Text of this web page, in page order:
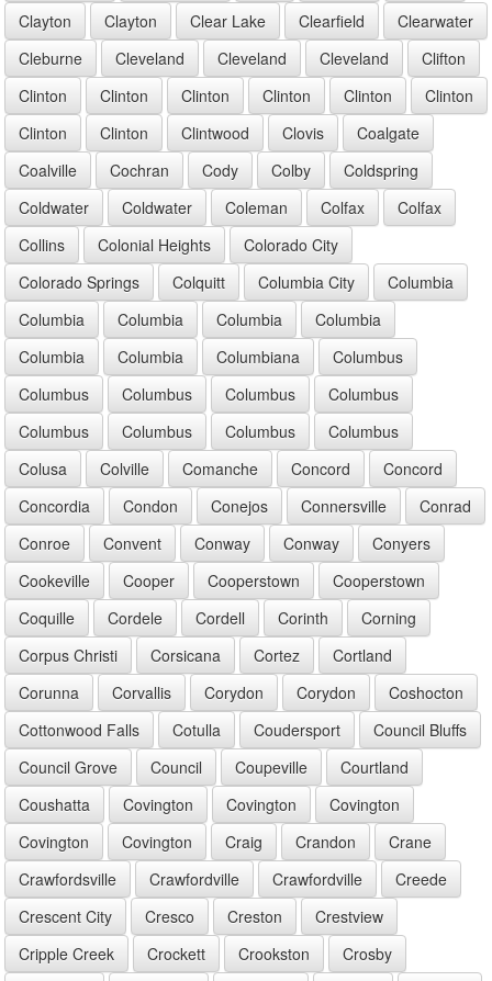
Clayton
Clayton Clear Lake Clearfield
Clearwater
Cleburne
Cleveland Cleveland Cleveland
Clifton
Clinton
Clinton Clinton Clinton Clinton
Clinton
Clinton
Clinton Clintwood Clovis
Coalgate
Coalville
Cochran Cody Colby
Coldspring
Coldwater
Coldwater Coleman Colfax
Colfax
Collins
Colonial Heights
Colorado City
Colorado Springs
Colquitt Columbia City
Columbia
Columbia
Columbia Columbia
Columbia
Columbia
Columbia Columbiana
Columbus
Columbus
Columbus Columbus
Columbus
Columbus
Columbus Columbus
Columbus
Colusa
Colville Comanche Concord
Concord
Concordia
Condon Conejos Connersville
Conrad
Conroe
Convent Conway Conway
Conyers
Cookeville
Cooper Cooperstown
Cooperstown
Coquille
Cordele Cordell Corinth
Corning
Corpus Christi
Corsicana Cortez
Cortland
Corunna
Corvallis Corydon Corydon
Coshocton
Cottonwood Falls
Cotulla Coudersport
Council Bluffs
Council Grove
Council Coupeville
Courtland
Coushatta
Covington Covington
Covington
Covington
Covington Craig Crandon
Crane
Crawfordsville
Crawfordville Crawfordville
Creede
Crescent City
Cresco Creston
Crestview
Cripple Creek
Crockett Crookston
Crosby